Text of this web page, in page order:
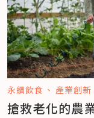
永續飲食 產業創新
搶救老化的農